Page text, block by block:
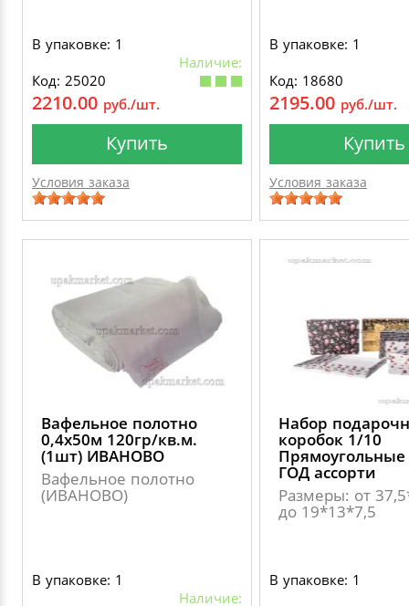
В упаковке: 1
Наличие:
Код: 25020
2210.00 руб./шт.
Купить
Условия заказа
В упаковке: 1
Код: 18680
2195.00 руб./шт.
Купить
Условия заказа
Вафельное полотно
0,4х50м 120гр/кв.м.
(1шт) ИВАНОВО
Вафельное полотно
(ИВАНОВО)
В упаковке: 1
Наличие:
Набор
коробок 1/10
ГОД ассорти
Размеры: от
до 19*13*7,5
В упаковке: 1